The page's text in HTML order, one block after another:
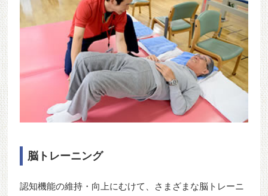
脳トレーニング
認知機能の維持・向上にむけて、さまざまな脳トレーニ